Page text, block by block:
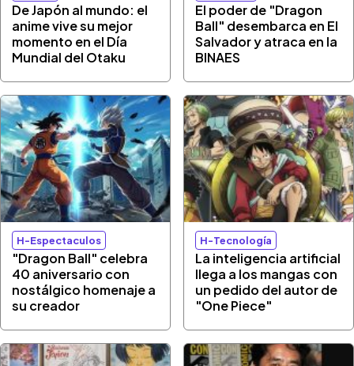
De Japón al mundo: el
anime vive su mejor
momento en el Día
Mundial del Otaku
El poder de "Dragon
Ball" desembarca en El
Salvador y atraca en la
BINAES
H-Espectaculos
"Dragon Ball" celebra
40 aniversario con
nostálgico homenaje a
su creador
H-Tecnología
La inteligencia artificial
llega a los mangas con
un pedido del autor de
"One Piece"